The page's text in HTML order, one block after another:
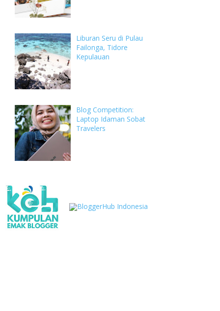
Liburan Seru di Pulau
Failonga, Tidore
Kepulauan
Blog Competition:
Laptop Idaman Sobat
Travelers